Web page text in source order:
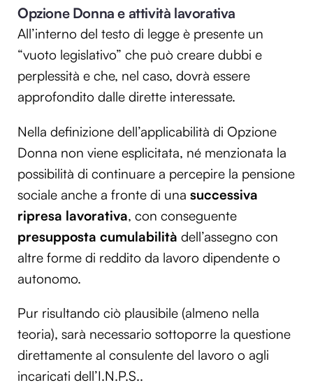
Opzione Donna e attività lavorativa
All’interno del testo di legge è presente un
“vuoto legislativo” che può creare dubbi e
perplessità e che, nel caso, dovrà essere
approfondito dalle dirette interessate.
Nella definizione dell’applicabilità di Opzione
Donna non viene esplicitata, né menzionata la
possibilità di continuare a percepire la pensione
sociale anche a fronte di una successiva
ripresa lavorativa, con conseguente
presupposta cumulabilità dell’assegno con
altre forme di reddito da lavoro dipendente o
autonomo.
Pur risultando ciò plausibile (almeno nella
teoria), sarà necessario sottoporre la questione
direttamente al consulente del lavoro o agli
incaricati dell’I.N.P.S..